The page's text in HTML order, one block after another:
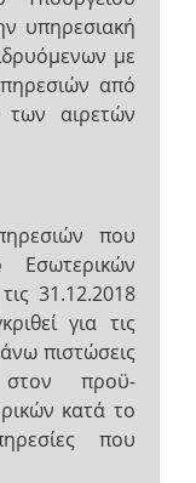
υπηρεσιακή
με
από
των αιρετών
που
31.12.2018
για τις
πιστώσεις
στον προϋ-
κατά το
που